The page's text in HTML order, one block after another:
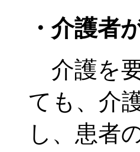
・介護者
介護を
ても、介
し、患者